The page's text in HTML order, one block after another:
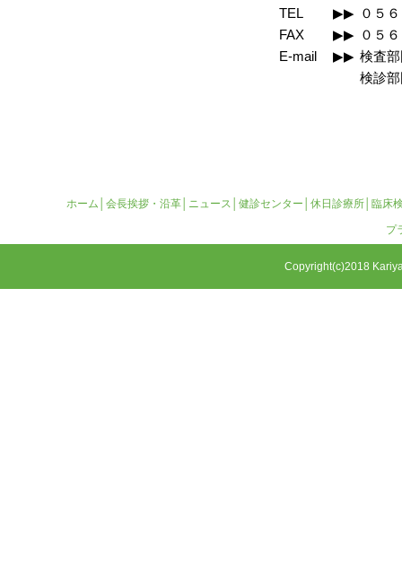
TEL
▶▶ ０５
FAX
▶▶ ０５
E-mail
▶▶ 検査
検診
ホーム 会長挨拶・沿革 ニュース 健診センター 休日診療所 臨床
プ
Copyright(c)2018